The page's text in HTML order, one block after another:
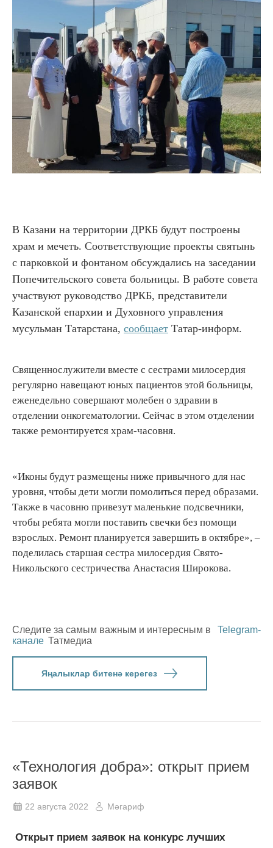
В Казани на территории ДРКБ будут построены
храм и мечеть. Соответствующие проекты святынь
с парковкой и фонтаном обсуждались на заседании
Попечительского совета больницы. В работе совета
участвуют руководство ДРКБ, представители
Казанской епархии и Духовного управления
мусульман Татарстана, сообщает Татар-информ.
Священнослужители вместе с сестрами милосердия
регулярно навещают юных пациентов этой больницы,
еженедельно совершают молебен о здравии в
отделении онкогематологии. Сейчас в этом отделении
также ремонтируется храм-часовня.
«Иконы будут размещены ниже привычного для нас
уровня, чтобы дети могли помолиться перед образами.
Также в часовню привезут маленькие подсвечники,
чтобы ребята могли поставить свечки без помощи
взрослых. Ремонт планируется завершить в октябре», –
поделилась старшая сестра милосердия Свято-
Никольского сестричества Анастасия Широкова.
Следите за самым важным и интересным в
Telegram-
канале Татмедиа
Яңалыклар битенә керегез
«Технология добра»: открыт прием
заявок
22 августа 2022 Мәгариф
Открыт прием заявок на конкурс лучших